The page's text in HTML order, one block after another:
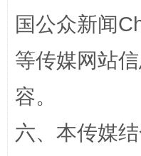
国公众新闻
等传媒网站
容。
六、本传媒